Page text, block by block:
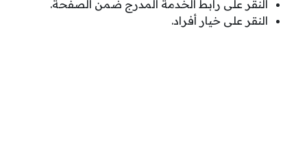
النقر على رابط الخدمة المدرج ضمن الصفحة.
النقر على خيار أفراد.